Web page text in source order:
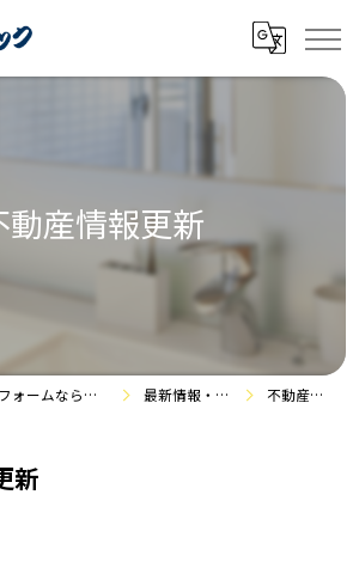
動産情報更新
埼玉県加須市のリフォームなら株式会社エアロック 最新情報・施工事例 不動産情報更新
新